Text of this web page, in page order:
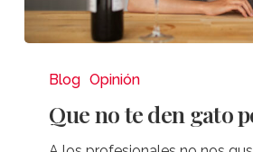
gato
Blog Opinión
Que no te den gato